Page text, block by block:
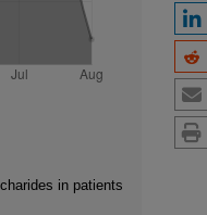
in patients